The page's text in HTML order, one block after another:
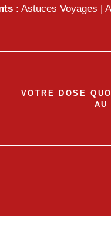
: Astuces Voyages |
VOTRE DOSE
AU